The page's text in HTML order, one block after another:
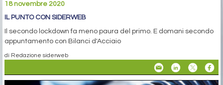
18 novembre 2020
IL PUNTO CON SIDERWEB
Il secondo lockdown fa meno paura del primo. E domani secondo
appuntamento con Bilanci d'Acciaio
di Redazione siderweb